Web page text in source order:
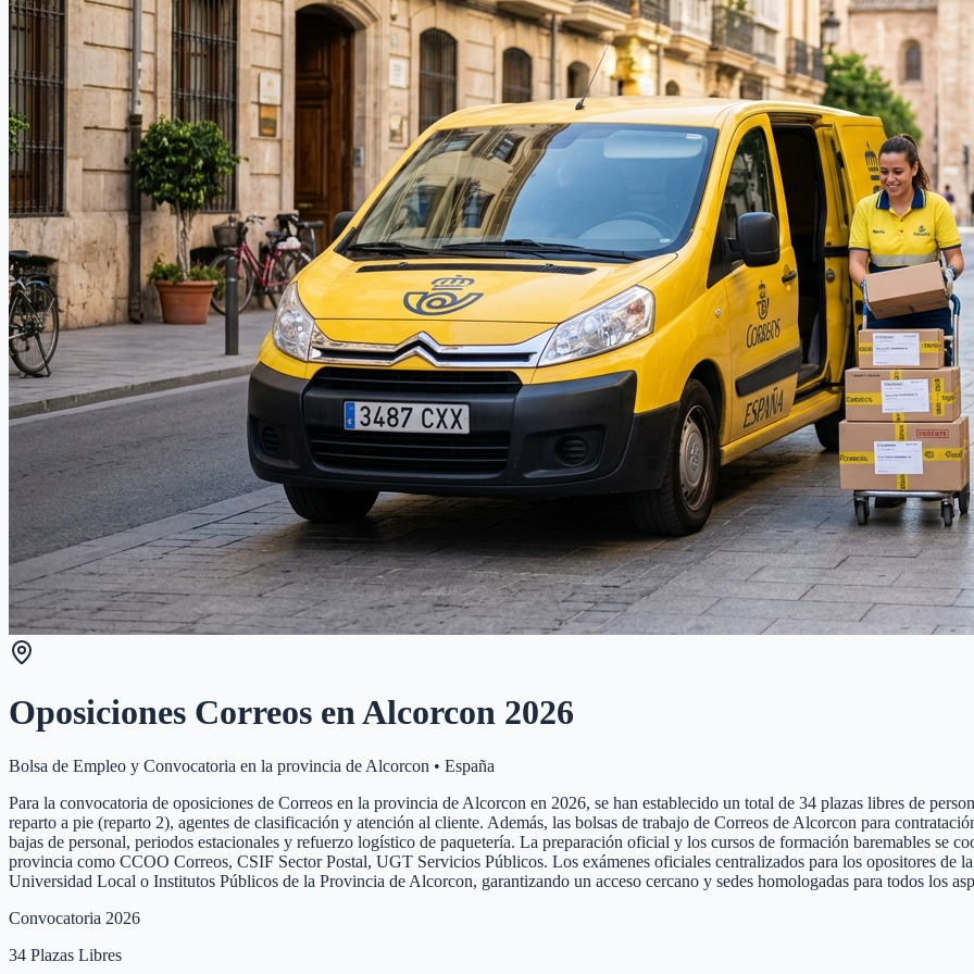
Oposiciones Correos enAlcorcon 2026
Bolsa de Empleo y Convocatoria en la provincia de Alcorcon • España
Para la convocatoria de oposiciones de Correos en la provincia de Alcorcon en 2026, se han establecido un total de 34 plazas libres de
reparto a pie (reparto 2), agentes de clasificación y atención al cliente. Además, las bolsas de trabajo de Correos de Alcorcon para
bajas de personal, periodos estacionales y refuerzo logístico de paquetería. La preparación oficial y los cursos de formación baremables se
provincia como CCOO Correos, CSIF Sector Postal, UGT Servicios Públicos. Los exámenes oficiales centralizados para los opositores de
Universidad Local o Institutos Públicos de la Provincia de Alcorcon, garantizando un acceso cercano y sedes homologadas para todos los
Convocatoria 2026
34 Plazas Libres